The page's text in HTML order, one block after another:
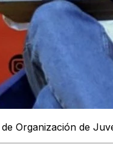
Organización de